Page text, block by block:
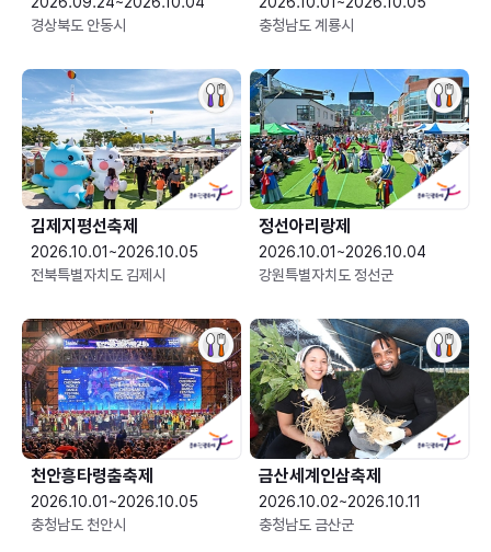
경상북도 안동시
충청남도 계룡시
김제지평선축제
2026.10.01~2026.10.05
전북특별자치도 김제시
정선아리랑제
2026.10.01~2026.10.04
강원특별자치도 정선군
천안흥타령춤축제
2026.10.01~2026.10.05
충청남도 천안시
금산세계인삼축제
2026.10.02~2026.10.11
충청남도 금산군